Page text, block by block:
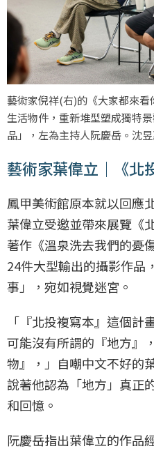
藝術家倪祥(右)的《大家都來
生活物件，重新堆型塑成獨特
品」，左為主持人阮慶岳。沈
藝術家葉偉立｜《北
鳳甲美術館原本就以回應
葉偉立受邀並帶來展覽《
著作《溫泉洗去我們的憂
24件大型輸出的攝影作品
事」，宛如視覺迷宮。
「『北投複寫本』這個
可能沒有所謂的『地方』
物』，」自嘲中文不好的
說著他認為「地方」真正
和回憶。
阮慶岳指出葉偉立的作品